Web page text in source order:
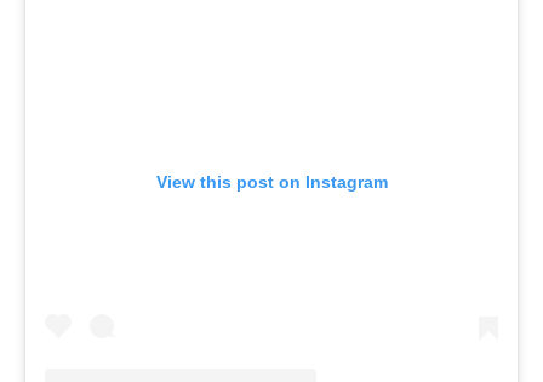
View this post on Instagram